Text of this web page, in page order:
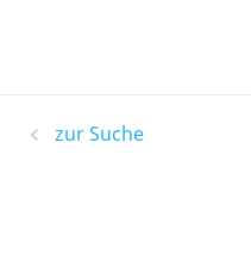
zur Suche